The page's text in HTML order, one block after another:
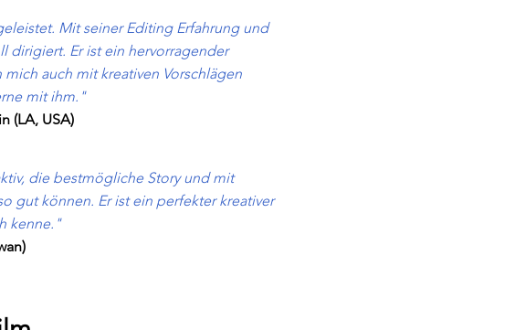
Mit seiner Editing Erfahrung und
dirigiert. Er ist ein hervorragender
auch mit kreativen Vorschlägen
mit ihm."
(LA, USA)
die bestmögliche Story und mit
gut können. Er ist ein perfekter kreativer
kenne."